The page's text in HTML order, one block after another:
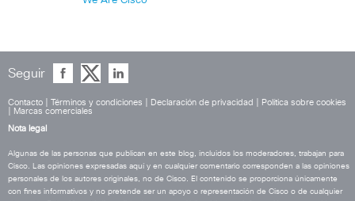
Seguir
Contacto Términos y condiciones Declaración de privacidad
Política sobre cookies
Marcas comerciales
Nota legal
Algunas de las personas que publican en este blog, incluidos los moderadores, trabajan para
Cisco. Las opiniones expresadas aquí y en cualquier comentario corresponden a las opiniones
personales de los autores originales, no de Cisco. El contenido se proporciona únicamente
con fines informativos y no pretende ser un apoyo o representación de Cisco o de cualquier